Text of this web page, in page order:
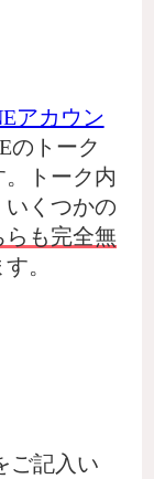
アカウン
のトーク
トーク内
くつかの
らも完全無
。
ご記入い